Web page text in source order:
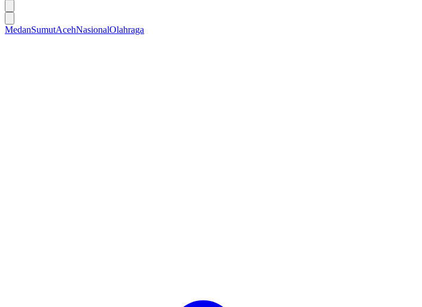
MedanSumutAcehNasionalOlahraga